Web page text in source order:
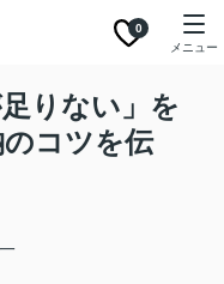
0
メニュー
りない」を
コツを伝